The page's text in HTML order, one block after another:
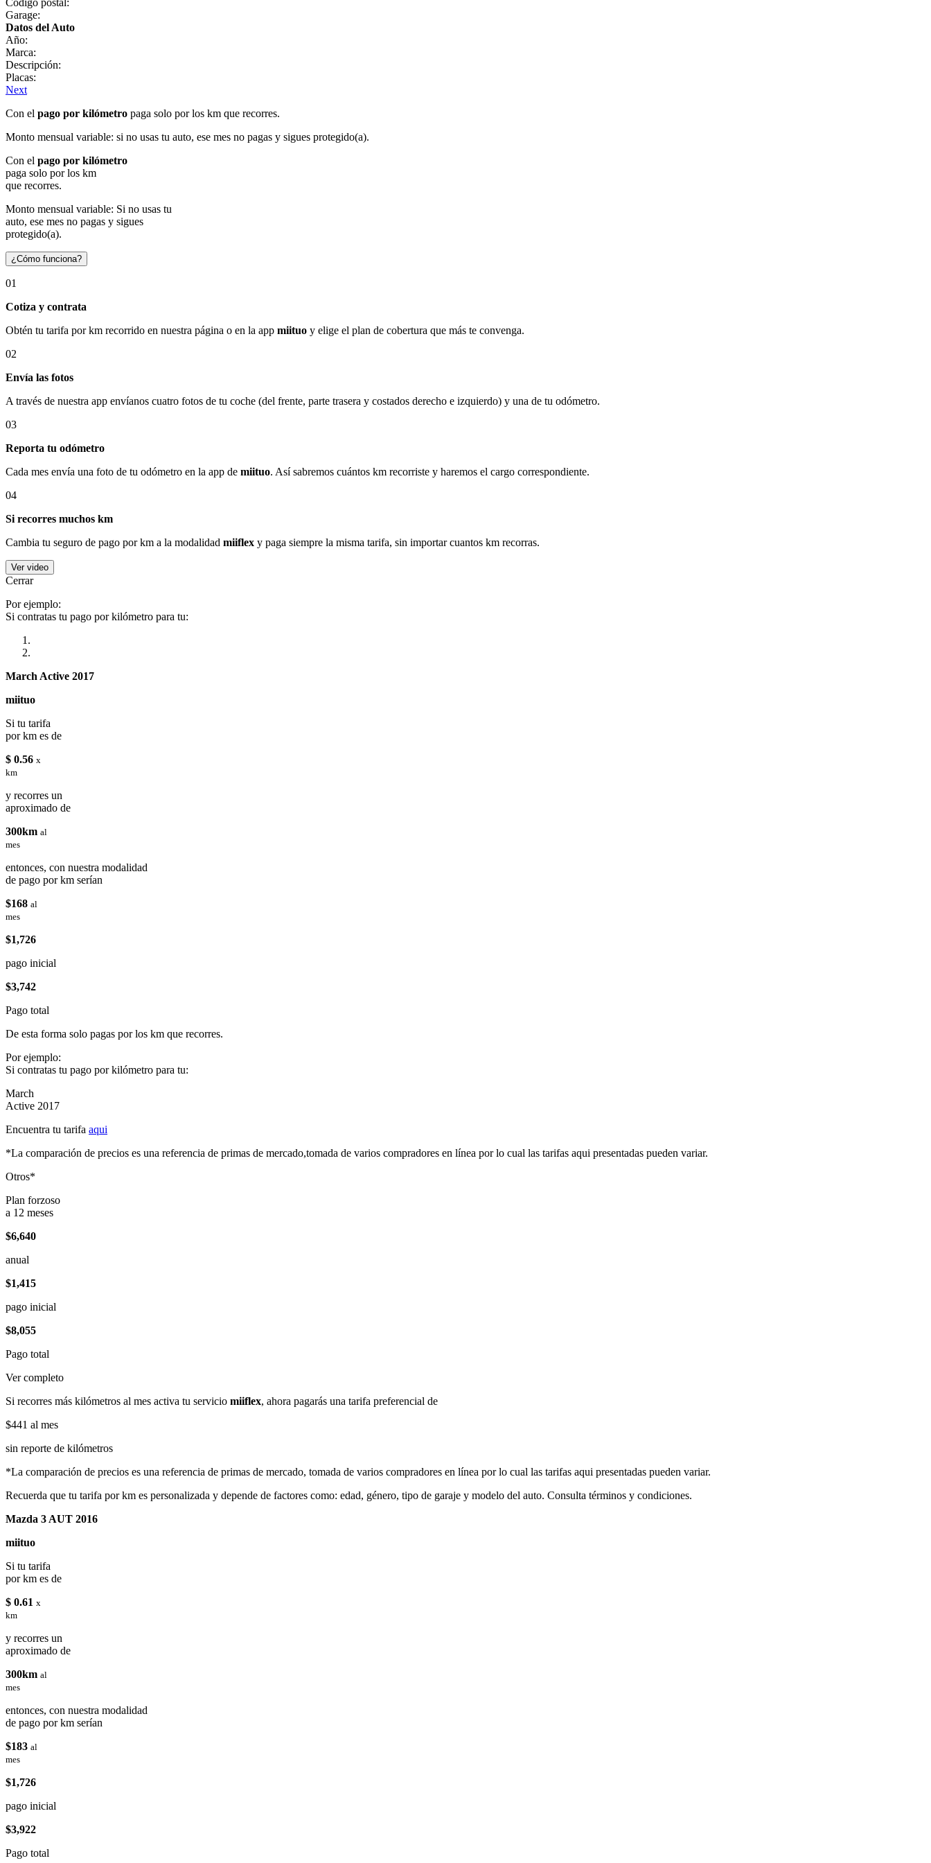
Garage:
Datos del Auto
Año:
Marca:
Descripción:
Placas:
Next
Con el pago por kilómetro paga solo por los km que recorres.
Monto mensual variable: si no usas tu auto, ese mes no pagas y sigues protegido(a).
Con el pago por kilómetro
paga solo por los km
que recorres.
Monto mensual variable: Si no usas tu
auto, ese mes no pagas y sigues
protegido(a).
¿Cómo funciona?
01
Cotiza y contrata
Obtén tu tarifa por km recorrido en nuestra página o en la app miituo y elige el plan de cobertura que más te convenga.
02
Envía las fotos
A través de nuestra app envíanos cuatro fotos de tu coche (del frente, parte trasera y costados derecho e izquierdo) y una de tu odómetro.
03
Reporta tu odómetro
Cada mes envía una foto de tu odómetro en la app de miituo. Así sabremos cuántos km recorriste y haremos el cargo correspondiente.
04
Si recorres muchos km
Cambia tu seguro de pago por km a la modalidad miiflex y paga siempre la misma tarifa, sin importar cuantos km recorras.
Ver video
Cerrar
Por ejemplo:
Si contratas tu pago por kilómetro para tu:
March Active 2017
miituo
Si tu tarifa
por km es de
$ 0.56 x
km
y recorres un
aproximado de
300km al
mes
entonces, con nuestra modalidad
de pago por km serían
$168 al
mes
$1,726
pago inicial
$3,742
Pago total
De esta forma solo pagas por los km que recorres.
Por ejemplo:
Si contratas tu pago por kilómetro para tu:
March
Active 2017
Encuentra tu tarifa aqui
*La comparación de precios es una referencia de primas de mercado,tomada de varios compradores en línea por lo cual las tarifas aqui presentadas pueden variar.
Otros*
Plan forzoso
a 12 meses
$6,640
anual
$1,415
pago inicial
$8,055
Pago total
Ver completo
Si recorres más kilómetros al mes activa tu servicio miiflex, ahora pagarás una tarifa preferencial de
$441 al mes
sin reporte de kilómetros
*La comparación de precios es una referencia de primas de mercado, tomada de varios compradores en línea por lo cual las tarifas aqui presentadas pueden variar.
Recuerda que tu tarifa por km es personalizada y depende de factores como: edad, género, tipo de garaje y modelo del auto. Consulta términos y condiciones.
Mazda 3 AUT 2016
miituo
Si tu tarifa
por km es de
$ 0.61 x
km
y recorres un
aproximado de
300km al
mes
entonces, con nuestra modalidad
de pago por km serían
$183 al
mes
$1,726
pago inicial
$3,922
Pago total